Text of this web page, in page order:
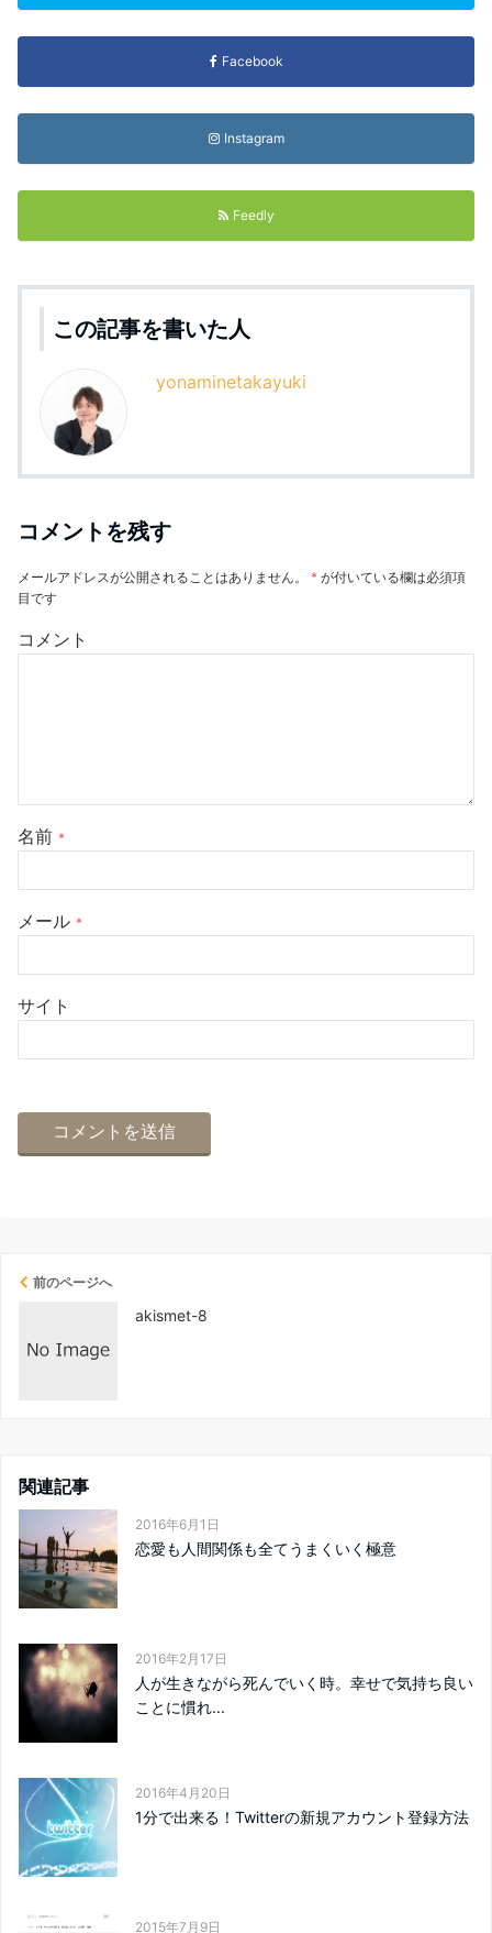
Facebook
Instagram
Feedly
この記事を書いた人
yonaminetakayuki
コメントを残す
メールアドレスが公開されることはありません。 * が付いている欄は必須項
目です
コメント
名前 *
メール *
サイト
前のページへ
akismet-8
関連記事
2016年6月1日
恋愛も人間関係も全てうまくいく極意
2016年2月17日
人が生きながら死んでいく時。幸せで気持ち良い
ことに慣れ...
2016年4月20日
1分で出来る！Twitterの新規アカウント登録方法
2015年7月9日